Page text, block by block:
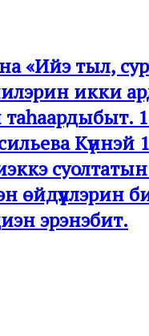
«Ийэ тыл,
икки
Күннэй
өйдүүллэрин
эрэнэбит.